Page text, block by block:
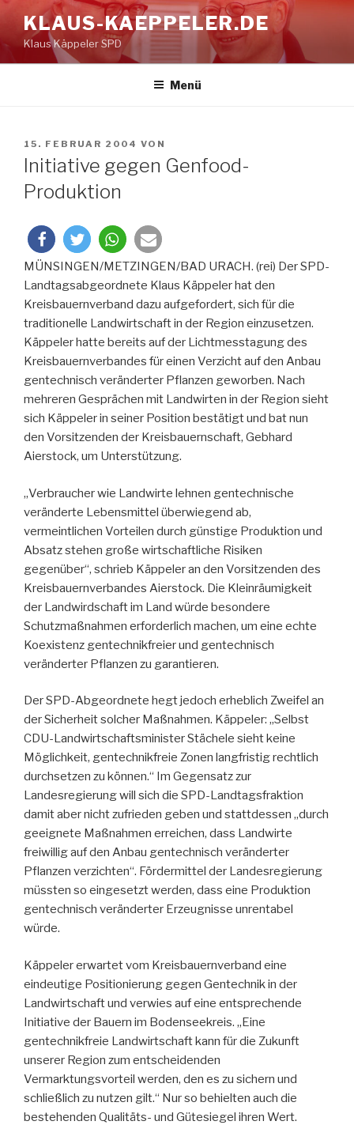
Inhalt
springen
KLAUS-KAEPPELER.DE
Klaus Käppeler SPD
Menü
VERÖFFENTLICHT
AM
15. FEBRUAR 2004 VON
Initiative gegen Genfood-
Produktion
MÜNSINGEN/METZINGEN/BAD URACH. (rei) Der SPD-
Landtagsabgeordnete Klaus Käppeler hat den
Kreisbauernverband dazu aufgefordert, sich für die
traditionelle Landwirtschaft in der Region einzusetzen.
Käppeler hatte bereits auf der Lichtmesstagung des
Kreisbauernverbandes für einen Verzicht auf den Anbau
gentechnisch veränderter Pflanzen geworben. Nach
mehreren Gesprächen mit Landwirten in der Region sieht
sich Käppeler in seiner Position bestätigt und bat nun
den Vorsitzenden der Kreisbauernschaft, Gebhard
Aierstock, um Unterstützung.
„Verbraucher wie Landwirte lehnen gentechnische
veränderte Lebensmittel überwiegend ab,
vermeintlichen Vorteilen durch günstige Produktion und
Absatz stehen große wirtschaftliche Risiken
gegenüber“, schrieb Käppeler an den Vorsitzenden des
Kreisbauernverbandes Aierstock. Die Kleinräumigkeit
der Landwirdschaft im Land würde besondere
Schutzmaßnahmen erforderlich machen, um eine echte
Koexistenz gentechnikfreier und gentechnisch
veränderter Pflanzen zu garantieren.
Der SPD-Abgeordnete hegt jedoch erheblich Zweifel an
der Sicherheit solcher Maßnahmen. Käppeler: „Selbst
CDU-Landwirtschaftsminister Stächele sieht keine
Möglichkeit, gentechnikfreie Zonen langfristig rechtlich
durchsetzen zu können.“ Im Gegensatz zur
Landesregierung will sich die SPD-Landtagsfraktion
damit aber nicht zufrieden geben und stattdessen „durch
geeignete Maßnahmen erreichen, dass Landwirte
freiwillig auf den Anbau gentechnisch veränderter
Pflanzen verzichten“. Fördermittel der Landesregierung
müssten so eingesetzt werden, dass eine Produktion
gentechnisch veränderter Erzeugnisse unrentabel
würde.
Käppeler erwartet vom Kreisbauernverband eine
eindeutige Positionierung gegen Gentechnik in der
Landwirtschaft und verwies auf eine entsprechende
Initiative der Bauern im Bodenseekreis. „Eine
gentechnikfreie Landwirtschaft kann für die Zukunft
unserer Region zum entscheidenden
Vermarktungsvorteil werden, den es zu sichern und
schließlich zu nutzen gilt.“ Nur so behielten auch die
bestehenden Qualitäts- und Gütesiegel ihren Wert.